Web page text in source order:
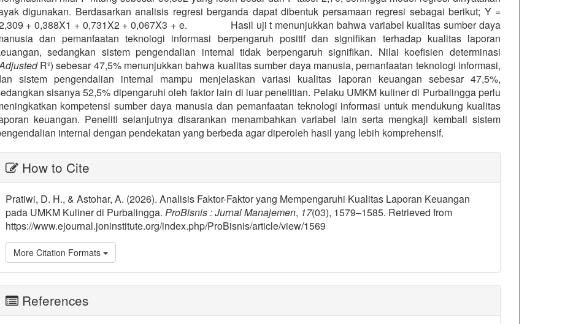
digunakan. Berdasarkan analisis regresi berganda dapat dibentuk persamaan regresi sebagai berikut; Y =
+ 0,388X1 + 0,731X2 + 0,067X3 + e. Hasil uji t menunjukkan bahwa variabel kualitas sumber daya
dan pemanfaatan teknologi informasi berpengaruh positif dan signifikan terhadap kualitas laporan
sedangkan sistem pengendalian internal tidak berpengaruh signifikan. Nilai koefisien determinasi
R²) sebesar 47,5% menunjukkan bahwa kualitas sumber daya manusia, pemanfaatan teknologi informasi,
sistem pengendalian internal mampu menjelaskan variasi kualitas laporan keuangan sebesar 47,5%,
sisanya 52,5% dipengaruhi oleh faktor lain di luar penelitian. Pelaku UMKM kuliner di Purbalingga perlu
kompetensi sumber daya manusia dan pemanfaatan teknologi informasi untuk mendukung kualitas
keuangan. Peneliti selanjutnya disarankan menambahkan variabel lain serta mengkaji kembali sistem
internal dengan pendekatan yang berbeda agar diperoleh hasil yang lebih komprehensif.
How to Cite
Pratiwi, D. H., & Astohar, A. (2026). Analisis Faktor-Faktor yang Mempengaruhi Kualitas Laporan Keuangan
pada UMKM Kuliner di Purbalingga. ProBisnis : Jurnal Manajemen, 17(03), 1579–1585. Retrieved from
https://www.ejournal.joninstitute.org/index.php/ProBisnis/article/view/1569
More Citation Formats
References